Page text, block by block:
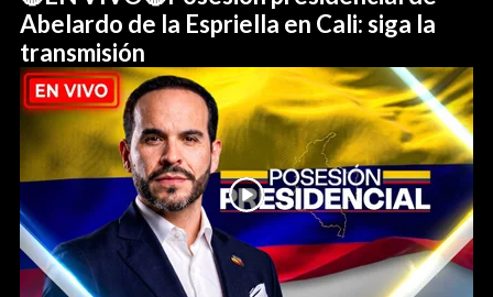
Abelardo de la Espriella en Cali: siga la
transmisión